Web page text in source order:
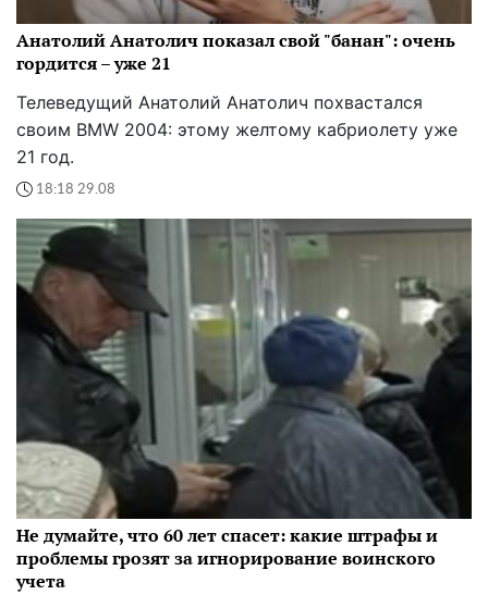
Анатолий Анатолич показал свой "банан": очень
гордится – уже 21
Телеведущий Анатолий Анатолич похвастался
своим BMW 2004: этому желтому кабриолету уже
21 год.
18:18 29.08
Не думайте, что 60 лет спасет: какие штрафы и
проблемы грозят за игнорирование воинского
учета